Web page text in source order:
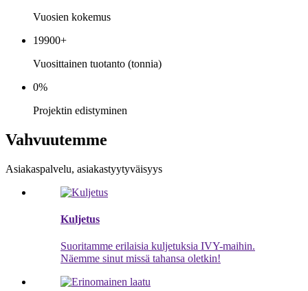
Vuosien kokemus
19900+
Vuosittainen tuotanto (tonnia)
0%
Projektin edistyminen
Vahvuutemme
Asiakaspalvelu, asiakastyytyväisyys
Kuljetus
Suoritamme erilaisia ​​kuljetuksia IVY-maihin.
Näemme sinut missä tahansa oletkin!